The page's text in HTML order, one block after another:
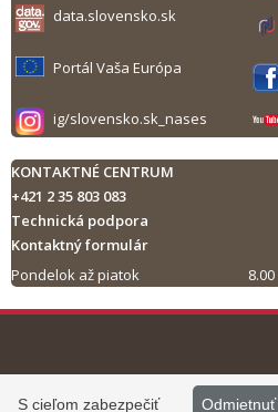
data.slovensko.sk
Portál Vaša Európa
ig/slovensko.sk_nases
KONTAKTNÉ CENTRUM
+421 2 35 803 083
Technická podpora
Kontaktný formulár
Pondelok až piatok
Tlač obsahu
©2013 - 2026, Slovensko.sk
S cieľom zabezpečiť